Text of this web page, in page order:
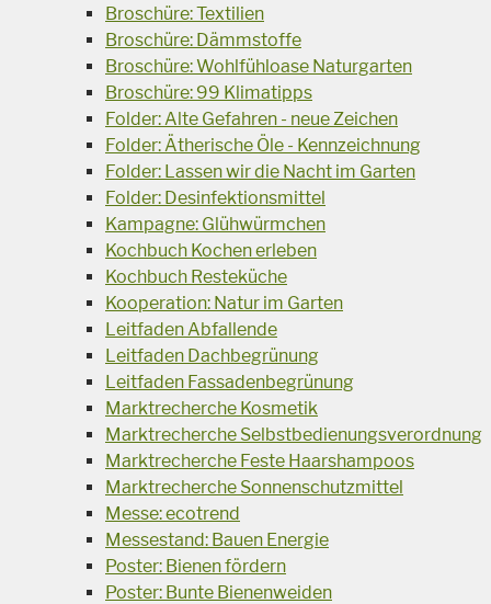
Broschüre: Textilien
Broschüre: Dämmstoffe
Broschüre: Wohlfühloase Naturgarten
Broschüre: 99 Klimatipps
Folder: Alte Gefahren - neue Zeichen
Folder: Ätherische Öle - Kennzeichnung
Folder: Lassen wir die Nacht im Garten
Folder: Desinfektionsmittel
Kampagne: Glühwürmchen
Kochbuch Kochen erleben
Kochbuch Resteküche
Kooperation: Natur im Garten
Leitfaden Abfallende
Leitfaden Dachbegrünung
Leitfaden Fassadenbegrünung
Marktrecherche Kosmetik
Marktrecherche Selbstbedienungsverordnung
Marktrecherche Feste Haarshampoos
Marktrecherche Sonnenschutzmittel
Messe: ecotrend
Messestand: Bauen Energie
Poster: Bienen fördern
Poster: Bunte Bienenweiden